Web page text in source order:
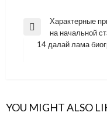
Навигация
Previous
Post
Характерные
на начальной
14 далай лама
YOU MIGHT ALSO